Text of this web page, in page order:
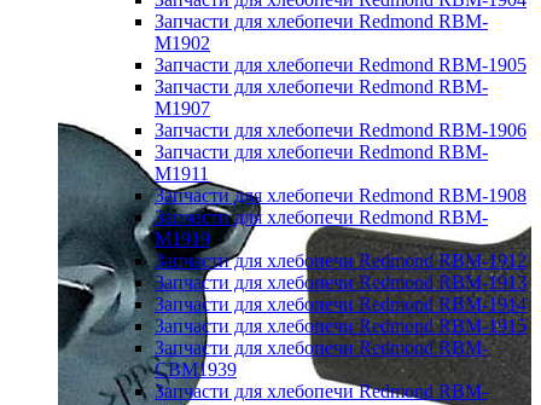
Запчасти для хлебопечи Redmond RBM-
M1902
Запчасти для хлебопечи Redmond RBM-1905
Запчасти для хлебопечи Redmond RBM-
M1907
Запчасти для хлебопечи Redmond RBM-1906
Запчасти для хлебопечи Redmond RBM-
M1911
Запчасти для хлебопечи Redmond RBM-1908
Запчасти для хлебопечи Redmond RBM-
M1919
Запчасти для хлебопечи Redmond RBM-1912
Запчасти для хлебопечи Redmond RBM-1913
Запчасти для хлебопечи Redmond RBM-1914
Запчасти для хлебопечи Redmond RBM-1915
Запчасти для хлебопечи Redmond RBM-
CBM1939
Запчасти для хлебопечи Redmond RBM-